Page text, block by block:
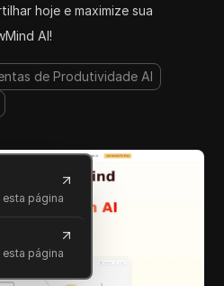
hoje e maximize sua
AI!
de Produtividade AI
página
página